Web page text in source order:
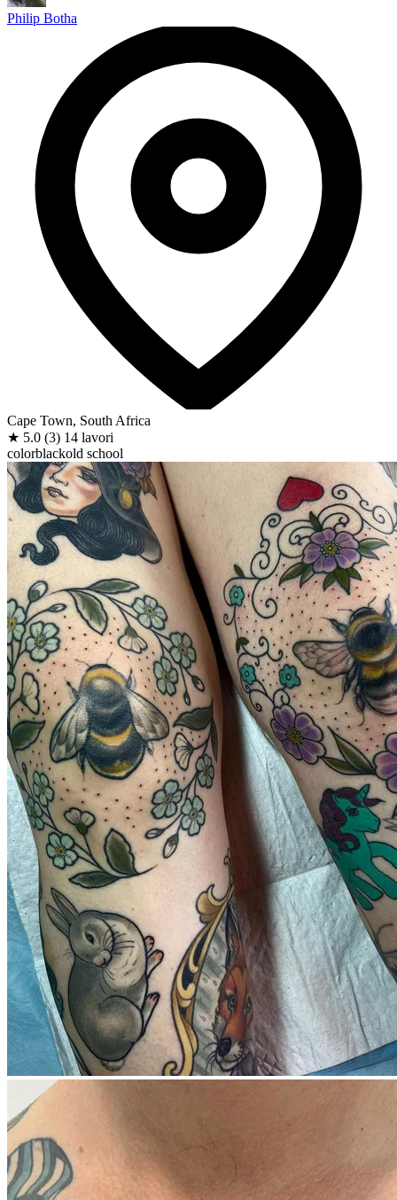
Philip Botha
Cape Town, South Africa
★ 5.0 (3) 14 lavori
colorblackold school